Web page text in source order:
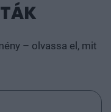
– olvassa el, mit